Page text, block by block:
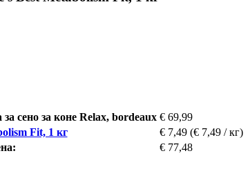
сено за коне Relax, bordeaux € 69,99
Fit, 1 кг
€ 7,49 (€ 7,49 / кг)
€ 77,48